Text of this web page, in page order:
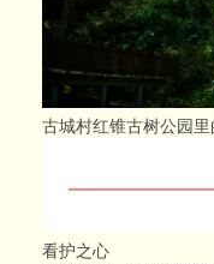
古城村红锥古树公园里
看护之心